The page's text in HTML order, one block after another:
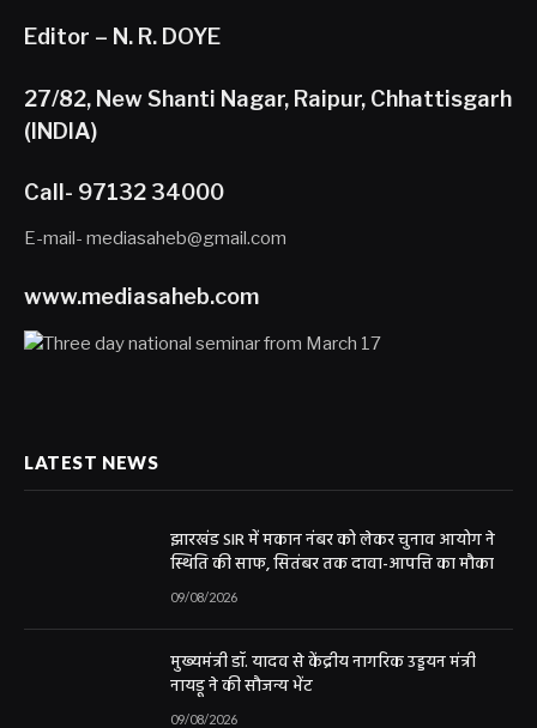
Editor – N. R. DOYE
27/82, New Shanti Nagar, Raipur, Chhattisgarh
(INDIA)
Call- 97132 34000
E-mail- mediasaheb@gmail.com
www.mediasaheb.com
LATEST NEWS
झारखंड SIR में मकान नंबर को लेकर चुनाव आयोग ने
स्थिति की साफ, सितंबर तक दावा-आपत्ति का मौका
09/08/2026
मुख्यमंत्री डॉ. यादव से केंद्रीय नागरिक उड्डयन मंत्री
नायडू ने की सौजन्य भेंट
09/08/2026